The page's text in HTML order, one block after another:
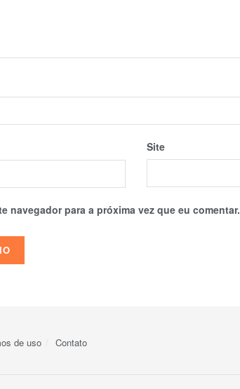
Site
navegador para a próxima vez que eu comentar.
de uso Contato